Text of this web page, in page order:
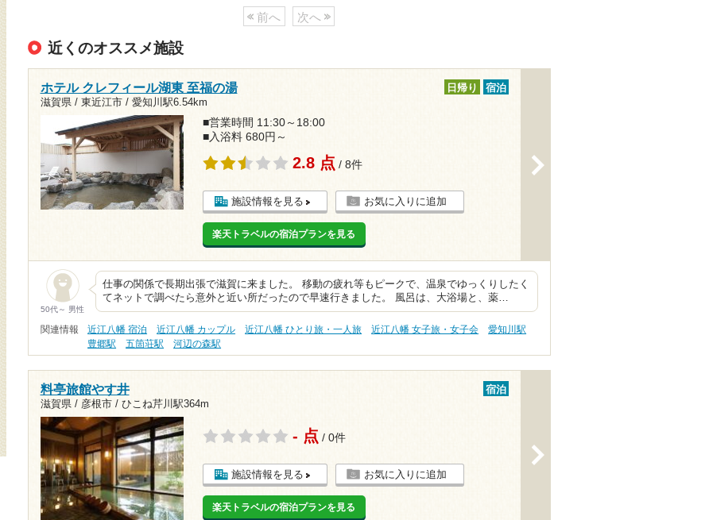
前へ 次へ
近くのオススメ施設
ホテル クレフィール湖東 至福の湯
滋賀県 / 東近江市 / 愛知川駅6.54km
日帰り 宿泊
■営業時間 11:30～18:00
■入浴料 680円～
2.8 点 / 8件
施設情報を見る お気に入りに追加
楽天トラベルの宿泊プランを見る
50代～ 男性
仕事の関係で長期出張で滋賀に来ました。 移動の疲れ等もピークで、温泉でゆっくりしたく
てネットで調べたら意外と近い所だったので早速行きました。 風呂は、大浴場と、薬…
関連情報 近江八幡 宿泊 近江八幡 カップル 近江八幡 ひとり旅・一人旅 近江八幡 女子旅・女子会
愛知川駅
豊郷駅
五箇荘駅 河辺の森駅
料亭旅館やす井
滋賀県 / 彦根市 / ひこね芹川駅364m
宿泊
- 点 / 0件
施設情報を見る お気に入りに追加
楽天トラベルの宿泊プランを見る